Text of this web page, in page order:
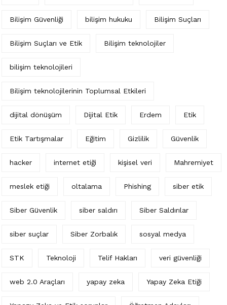
Bilişim Güvenliği bilişim hukuku Bilişim Suçları
Bilişim Suçları ve Etik Bilişim teknolojiler
bilişim teknolojileri
Bilişim teknolojilerinin Toplumsal Etkileri
dijital dönüşüm Dijital Etik Erdem Etik
Etik Tartışmalar Eğitim Gizlilik Güvenlik
hacker internet etiği kişisel veri Mahremiyet
meslek etiği oltalama Phishing siber etik
Siber Güvenlik siber saldırı Siber Saldırılar
siber suçlar Siber Zorbalık sosyal medya
STK Teknoloji Telif Hakları veri güvenliği
web 2.0 Araçları yapay zeka Yapay Zeka Etiği